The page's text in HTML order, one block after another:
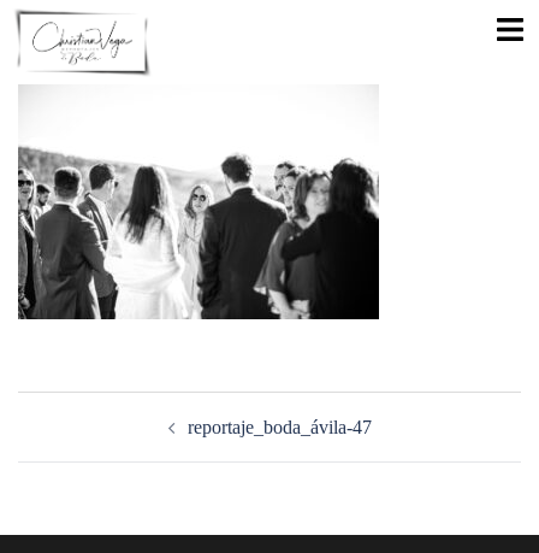
Saltar
contenido
reportaje_boda_ávila-47